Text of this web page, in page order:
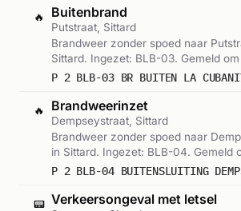
🔥 Buitenbrand
Putstraat, Sittard
Brandweer zonder spoed naar
Sittard. Ingezet: BLB-03. Gemeld
🔥 Brandweerinzet
Dempseystraat, Sittard
Brandweer zonder spoed naar
in Sittard. Ingezet: BLB-04. Gemeld
📟 Verkeersongeval met letsel